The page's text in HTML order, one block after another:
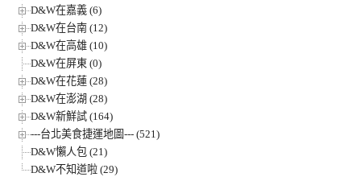
D&W在嘉義 (6)
D&W在台南 (12)
D&W在高雄 (10)
D&W在屏東 (0)
D&W在花蓮 (28)
D&W在澎湖 (28)
D&W新鮮試 (164)
---台北美食捷運地圖--- (521)
D&W懶人包 (21)
D&W不知道啦 (29)